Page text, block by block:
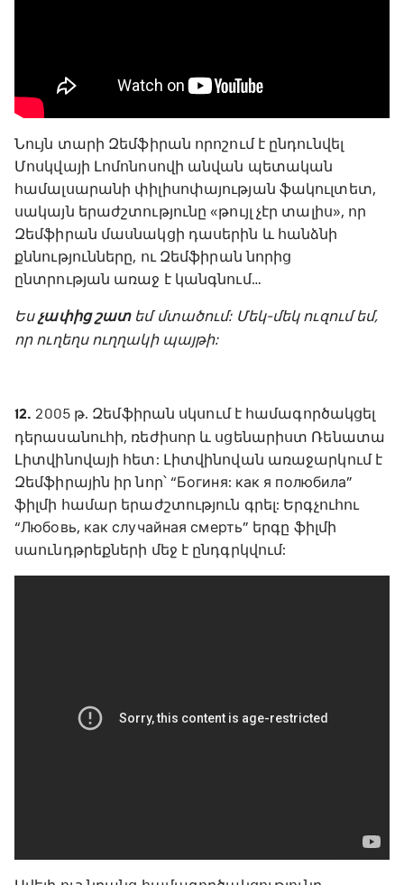
Նույն տարի Զեմֆիրան որոշում է ընդունվել
Մոսկվայի Լոմոնոսովի անվան պետական
համալսարանի փիլիսոփայության ֆակուլտետ,
սակայն երաժշտությունը «թույլ չէր տալիս», որ
Զեմֆիրան մասնակցի դասերին և հանձնի
քննությունները, ու Զեմֆիրան նորից
ընտրության առաջ է կանգնում…
Եսչափից շատեմ մտածում: Մեկ-մեկ ուզում եմ,
որ ուղեղս ուղղակի պայթի:
12. 2005 թ. Զեմֆիրան սկսում է համագործակցել
դերասանուհի, ռեժիսոր և սցենարիստ Ռենատա
Լիտվինովայի հետ: Լիտվինովան առաջարկում է
Զեմֆիրային իր նոր՝ “Богиня: как я полюбила”
ֆիլմի համար երաժշտություն գրել: Երգչուհու
“Любовь, как случайная смерть” երգը ֆիլմի
սաունդթրեքների մեջ է ընդգրկվում: